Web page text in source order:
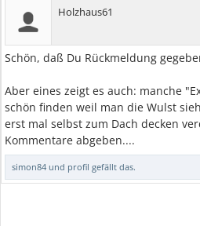
Holzhaus61
Schön, daß Du Rückmeldung
Aber eines zeigt es auch: manche
schön finden weil man die Wulst
erst mal selbst zum Dach decken
Kommentare abgeben....
simon84 und profil gefällt das.